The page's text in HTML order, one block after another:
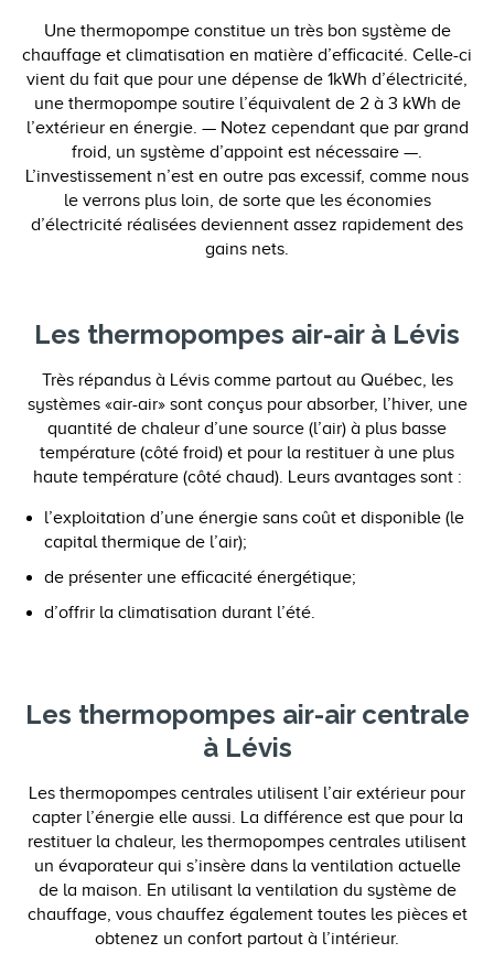
Une thermopompe constitue un très bon système de
chauffage et climatisation en matière d’efficacité. Celle-ci
vient du fait que pour une dépense de 1kWh d’électricité,
une thermopompe soutire l’équivalent de 2 à 3 kWh de
l’extérieur en énergie. — Notez cependant que par grand
froid, un système d’appoint est nécessaire —.
L’investissement n’est en outre pas excessif, comme nous
le verrons plus loin, de sorte que les économies
d’électricité réalisées deviennent assez rapidement des
gains nets.
Les thermopompes air-air à Lévis
Très répandus à Lévis comme partout au Québec, les
systèmes «air-air» sont conçus pour absorber, l’hiver, une
quantité de chaleur d’une source (l’air) à plus basse
température (côté froid) et pour la restituer à une plus
haute température (côté chaud). Leurs avantages sont :
l’exploitation d’une énergie sans coût et disponible (le
capital thermique de l’air);
de présenter une efficacité énergétique;
d’offrir la climatisation durant l’été.
Les thermopompes air-air centrale
à Lévis
Les thermopompes centrales utilisent l’air extérieur pour
capter l’énergie elle aussi. La différence est que pour la
restituer la chaleur, les thermopompes centrales utilisent
un évaporateur qui s’insère dans la ventilation actuelle
de la maison. En utilisant la ventilation du système de
chauffage, vous chauffez également toutes les pièces et
obtenez un confort partout à l’intérieur.